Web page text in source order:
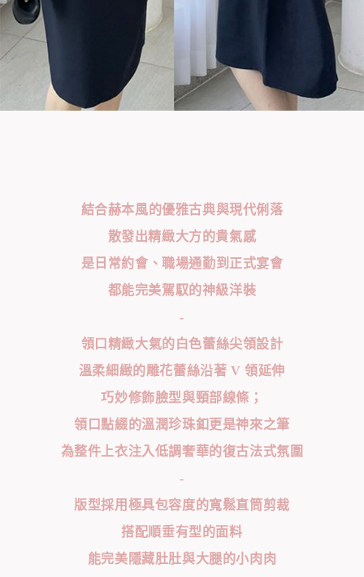
結合赫本風的優雅古典與現代俐落
散發出精緻大方的貴氣感
是日常約會、職場通勤到正式宴會
都能完美駕馭的神級洋裝
-
領口精緻大氣的白色蕾絲尖領設計
溫柔細緻的雕花蕾絲沿著 V 領延伸
巧妙修飾臉型與頸部線條；
領口點綴的溫潤珍珠釦更是神來之筆
為整件上衣注入低調奢華的復古法式氛圍
-
版型採用極具包容度的寬鬆直筒剪裁
搭配順垂有型的面料
能完美隱藏肚肚與大腿的小肉肉